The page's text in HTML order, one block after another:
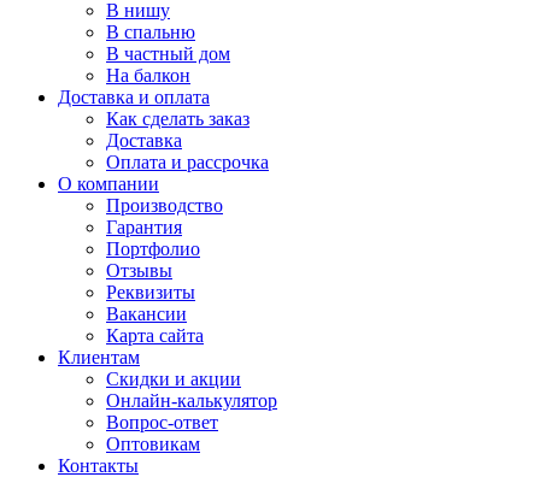
В нишу
В спальню
В частный дом
На балкон
Доставка и оплата
Как сделать заказ
Доставка
Оплата и рассрочка
О компании
Производство
Гарантия
Портфолио
Отзывы
Реквизиты
Вакансии
Карта сайта
Клиентам
Скидки и акции
Онлайн-калькулятор
Вопрос-ответ
Оптовикам
Контакты